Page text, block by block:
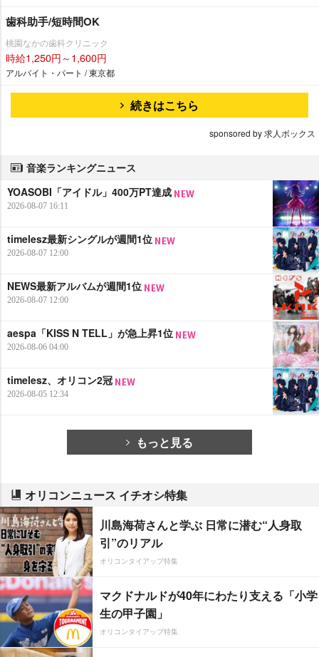
歯科助手/短時間OK
桃園なかの歯科クリニック
時給1,250円～1,600円
アルバイト・パート / 東京都
続きはこちら
sponsored by 求人ボックス
音楽ランキングニュース
YOASOBI「アイドル」400万PT達成
2026-08-07 16:11
timelesz最新シングルが週間1位
2026-08-07 12:00
NEWS最新アルバムが週間1位
2026-08-07 12:00
aespa「KISS N TELL」が急上昇1位
2026-08-06 04:00
timelesz、オリコン2冠
2026-08-05 12:34
もっと見る
オリコンニュース イチオシ特集
川島海荷さんと学ぶ 日常に潜む“人身取
引”のリアル
オリコンタイアップ特集
マクドナルドが40年にわたり支える「小学
生の甲子園」
オリコンタイアップ特集